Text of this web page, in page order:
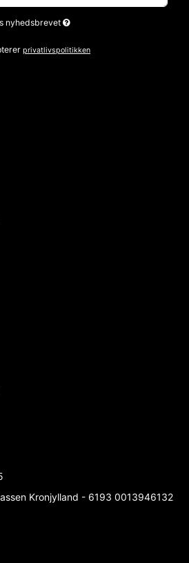
nyhedsbrevet
privatlivspolitikken
Kronjylland - 6193 0013946132